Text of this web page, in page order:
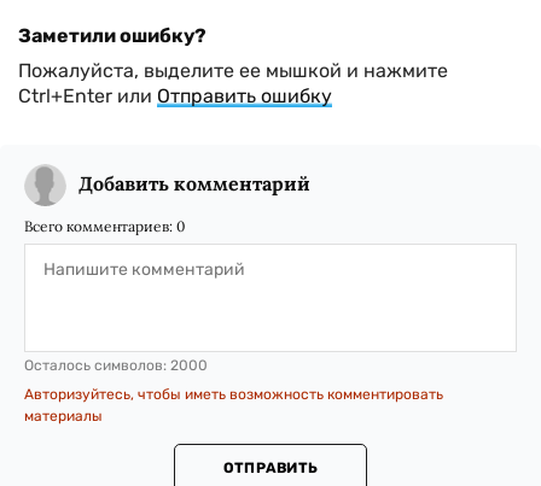
Заметили ошибку?
Пожалуйста, выделите ее мышкой и нажмите
Ctrl+Enter или Отправить ошибку
Добавить комментарий
Всего комментариев: 0
Осталось символов: 2000
Авторизуйтесь, чтобы иметь возможность комментировать
материалы
ОТПРАВИТЬ